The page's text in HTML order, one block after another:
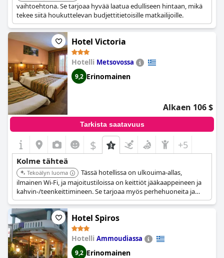
vaihtoehtona. Se tarjoaa hyvää laatua edulliseen hintaan, mikä
tekee siitä houkuttelevan budjettitietoisille matkailijoille.
Hotel Victoria
Hotelli Metsovossa
9,2 Erinomainen
Alkaen 106 $
Tarkista saatavuus
$ +5
Kolme tähteä
Tekoälyn luoma
Tässä hotellissa on ulkouima-allas,
ilmainen Wi-Fi, ja majoitustiloissa on keittiöt jääkaappeineen ja
kahvin-/teenkeittimineen. Se tarjoaa myös perhehuoneita ja
takkoja.
Hotel Spiros
Hotelli Ammoudiassa
9,2 Erinomainen